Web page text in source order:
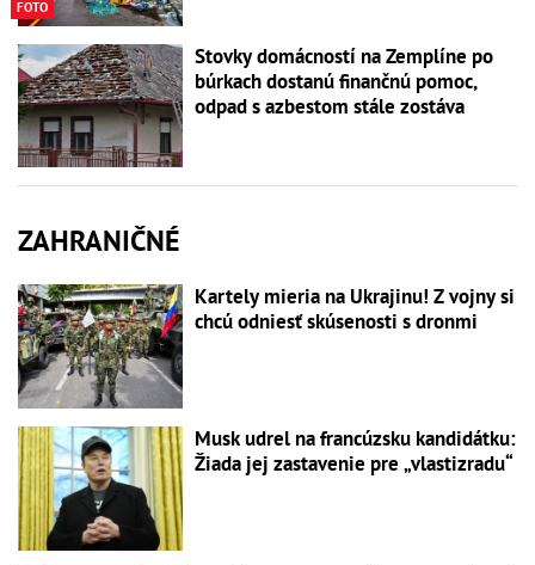
FOTO
Stovky domácností na Zemplíne po
búrkach dostanú finančnú pomoc,
odpad s azbestom stále zostáva
ZAHRANIČNÉ
Kartely mieria na Ukrajinu! Z vojny si
chcú odniesť skúsenosti s dronmi
Musk udrel na francúzsku kandidátku:
Žiada jej zastavenie pre „vlastizradu“